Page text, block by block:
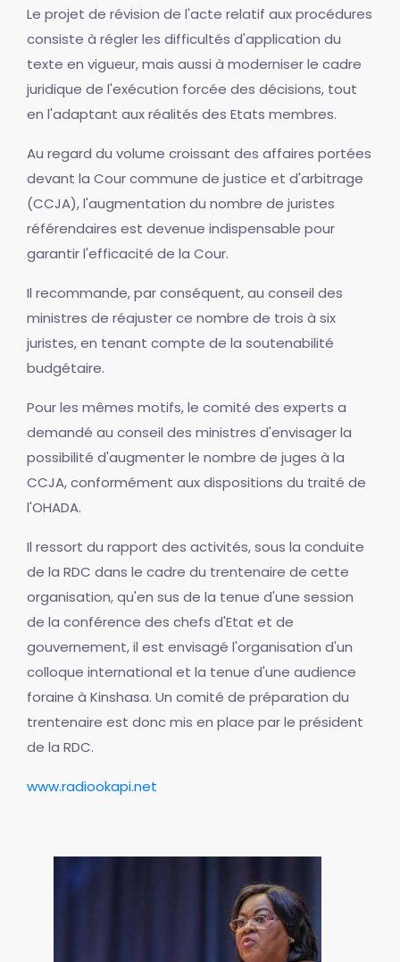
Le projet de révision de l'acte relatif aux procédures
consiste à régler les difficultés d'application du
texte en vigueur, mais aussi à moderniser le cadre
juridique de l'exécution forcée des décisions, tout
en l'adaptant aux réalités des Etats membres.
Au regard du volume croissant des affaires portées
devant la Cour commune de justice et d'arbitrage
(CCJA), l'augmentation du nombre de juristes
référendaires est devenue indispensable pour
garantir l'efficacité de la Cour.
Il recommande, par conséquent, au conseil des
ministres de réajuster ce nombre de trois à six
juristes, en tenant compte de la soutenabilité
budgétaire.
Pour les mêmes motifs, le comité des experts a
demandé au conseil des ministres d'envisager la
possibilité d'augmenter le nombre de juges à la
CCJA, conformément aux dispositions du traité de
l'OHADA.
Il ressort du rapport des activités, sous la conduite
de la RDC dans le cadre du trentenaire de cette
organisation, qu'en sus de la tenue d'une session
de la conférence des chefs d'Etat et de
gouvernement, il est envisagé l'organisation d'un
colloque international et la tenue d'une audience
foraine à Kinshasa. Un comité de préparation du
trentenaire est donc mis en place par le président
de la RDC.
www.radiookapi.net